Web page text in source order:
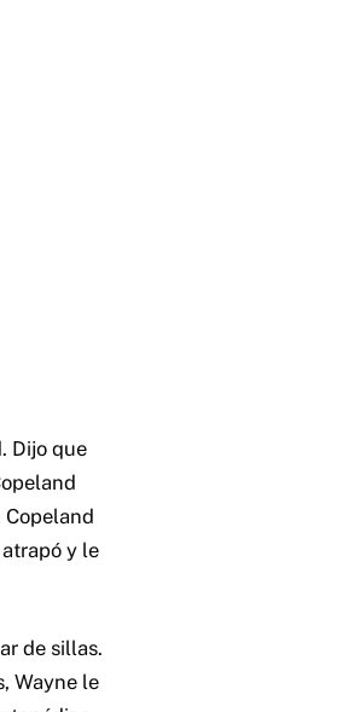
Dijo que
y le
de sillas.
Wayne le